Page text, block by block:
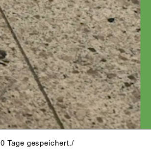
Tage gespeichert./
BE THE